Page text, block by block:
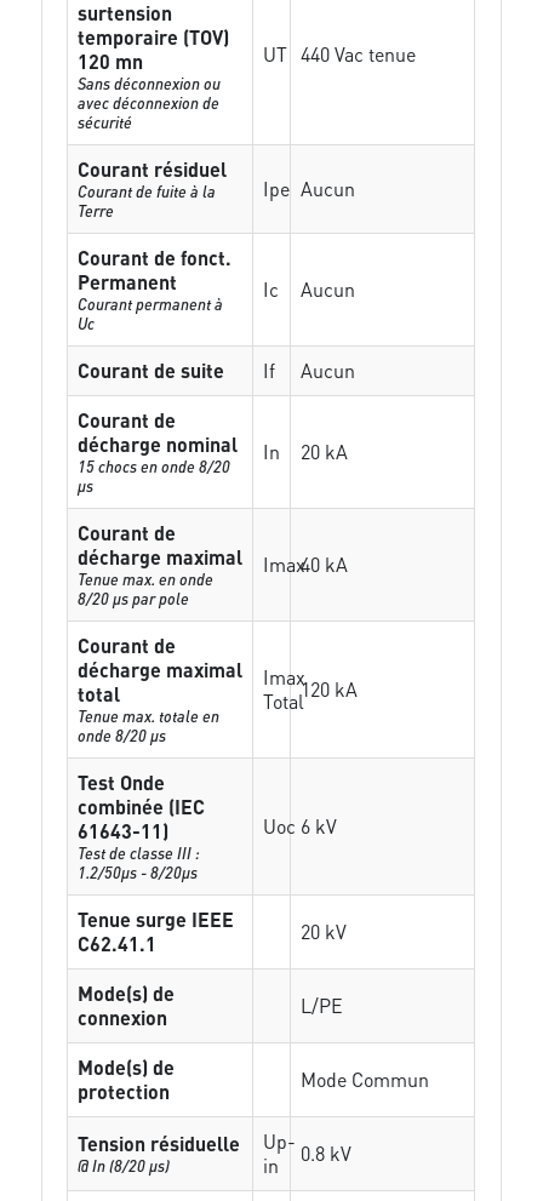
surtension
temporaire (TOV)
120 mn
Sans déconnexion ou
avec déconnexion de
sécurité
UT 440 Vac tenue
Courant résiduel
Courant de fuite à la
Terre
Ipe Aucun
Courant de fonct.
Permanent
Courant permanent à
Uc
Ic Aucun
Courant de suite If
Aucun
Courant de
décharge nominal
15 chocs en onde 8/20
µs
In 20 kA
Courant de
décharge maximal
Tenue max. en onde
8/20 µs par pole
Imax40 kA
Courant de
décharge maximal
total
Tenue max. totale en
onde 8/20 µs
Imax
Total120 kA
Test Onde
combinée (IEC
61643-11)
Test de classe III :
1.2/50µs - 8/20µs
Uoc 6 kV
Tenue surge IEEE
C62.41.1
20 kV
Mode(s) de
connexion
L/PE
Mode(s) de
protection
Mode Commun
Tension résiduelle
@ In (8/20 µs)
Up-
in
0.8 kV